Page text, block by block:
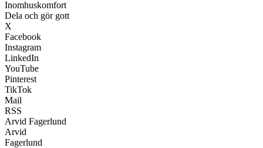
Inomhuskomfort
Dela och gör gott
X
Facebook
Instagram
LinkedIn
YouTube
Pinterest
TikTok
Mail
RSS
Arvid Fagerlund
Arvid
Fagerlund